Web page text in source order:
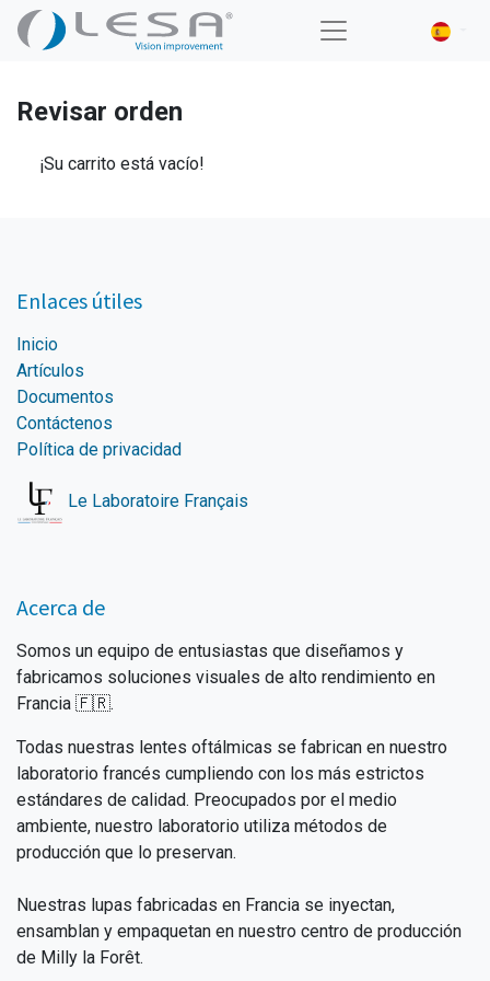
Revisar orden
¡Su carrito está vacío!
Enlaces útiles
Inicio
Artículos
Documentos
Contáctenos
Política de privacidad
Le Laboratoire Français
Acerca de
Somos un equipo de entusiastas que diseñamos y
fabricamos soluciones visuales de alto rendimiento en
Francia 🇫🇷.
Todas nuestras lentes oftálmicas se fabrican en nuestro
laboratorio francés cumpliendo con los más estrictos
estándares de calidad. Preocupados por el medio
ambiente, nuestro laboratorio utiliza métodos de
producción que lo preservan.
Nuestras lupas fabricadas en Francia se inyectan,
ensamblan y empaquetan en nuestro centro de producción
de Milly la Forêt.